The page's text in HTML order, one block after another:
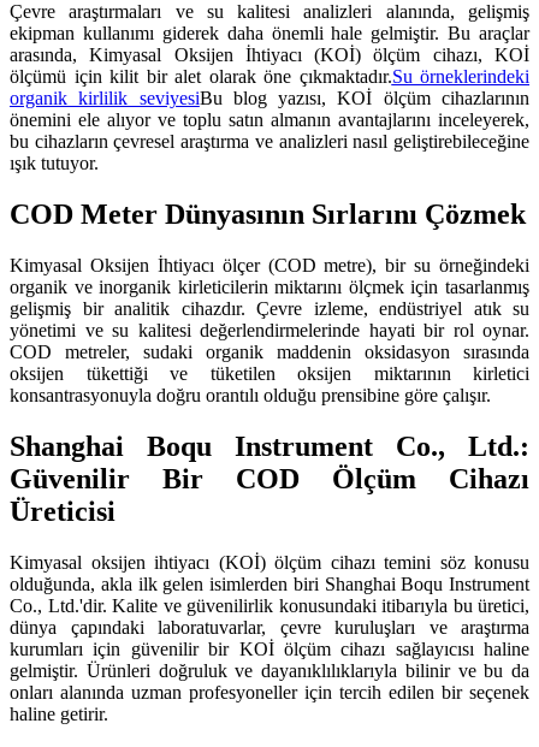
Çevre araştırmaları ve su kalitesi analizleri alanında, gelişmiş
ekipman kullanımı giderek daha önemli hale gelmiştir. Bu araçlar
arasında, Kimyasal Oksijen İhtiyacı (KOİ) ölçüm cihazı, KOİ
ölçümü için kilit bir alet olarak öne çıkmaktadır.Su örneklerindeki
organik kirlilik seviyesiBu blog yazısı, KOİ ölçüm cihazlarının
önemini ele alıyor ve toplu satın almanın avantajlarını inceleyerek,
bu cihazların çevresel araştırma ve analizleri nasıl geliştirebileceğine
ışık tutuyor.
COD Meter Dünyasının Sırlarını Çözmek
Kimyasal Oksijen İhtiyacı ölçer (COD metre), bir su örneğindeki
organik ve inorganik kirleticilerin miktarını ölçmek için tasarlanmış
gelişmiş bir analitik cihazdır. Çevre izleme, endüstriyel atık su
yönetimi ve su kalitesi değerlendirmelerinde hayati bir rol oynar.
COD metreler, sudaki organik maddenin oksidasyon sırasında
oksijen tükettiği ve tüketilen oksijen miktarının kirletici
konsantrasyonuyla doğru orantılı olduğu prensibine göre çalışır.
Shanghai Boqu Instrument Co., Ltd.:
Güvenilir Bir COD Ölçüm Cihazı
Üreticisi
Kimyasal oksijen ihtiyacı (KOİ) ölçüm cihazı temini söz konusu
olduğunda, akla ilk gelen isimlerden biri Shanghai Boqu Instrument
Co., Ltd.'dir. Kalite ve güvenilirlik konusundaki itibarıyla bu üretici,
dünya çapındaki laboratuvarlar, çevre kuruluşları ve araştırma
kurumları için güvenilir bir KOİ ölçüm cihazı sağlayıcısı haline
gelmiştir. Ürünleri doğruluk ve dayanıklılıklarıyla bilinir ve bu da
onları alanında uzman profesyoneller için tercih edilen bir seçenek
haline getirir.